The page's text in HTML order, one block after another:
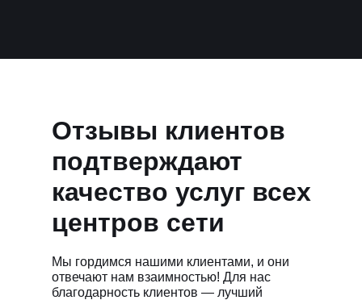
Отзывы клиентов
подтверждают
качество услуг всех
центров сети
Мы гордимся нашими клиентами, и они
отвечают нам взаимностью! Для нас
благодарность клиентов — лучший